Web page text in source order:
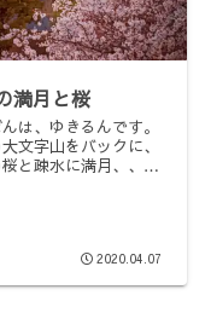
満月と桜
は、ゆきるんです。
文字山をバックに、
と疎水に満月、、、
スマホでこんなの撮れ
、、。ins...
2020.04.07